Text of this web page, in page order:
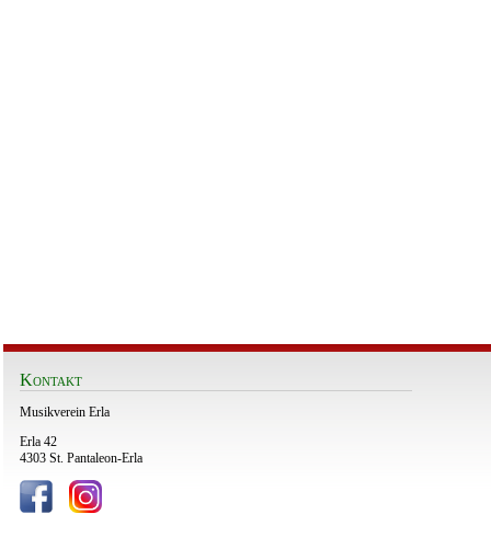
Kontakt
Musikverein Erla
Erla 42
4303 St. Pantaleon-Erla